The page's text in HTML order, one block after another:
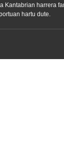
Kantabrian harrera
hartu dute.